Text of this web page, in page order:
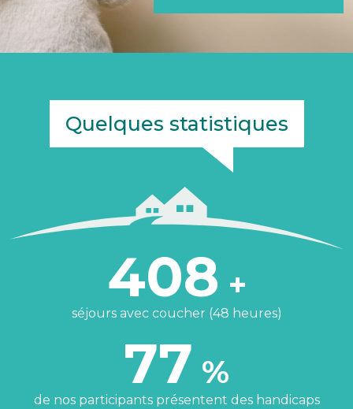
Quelques statistiques
408 +
séjours avec coucher (48 heures)
77 %
de nos participants présentent des handicaps